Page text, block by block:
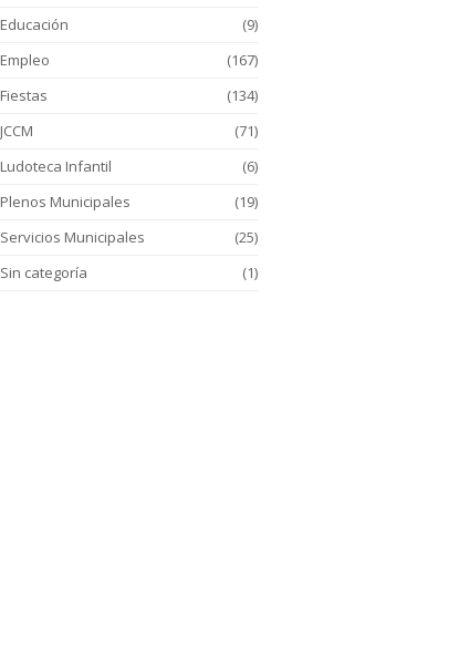
Educación
(9)
Empleo
(167)
Fiestas
(134)
JCCM
(71)
Ludoteca Infantil
(6)
Plenos Municipales
(19)
Servicios Municipales
(25)
Sin categoría
(1)